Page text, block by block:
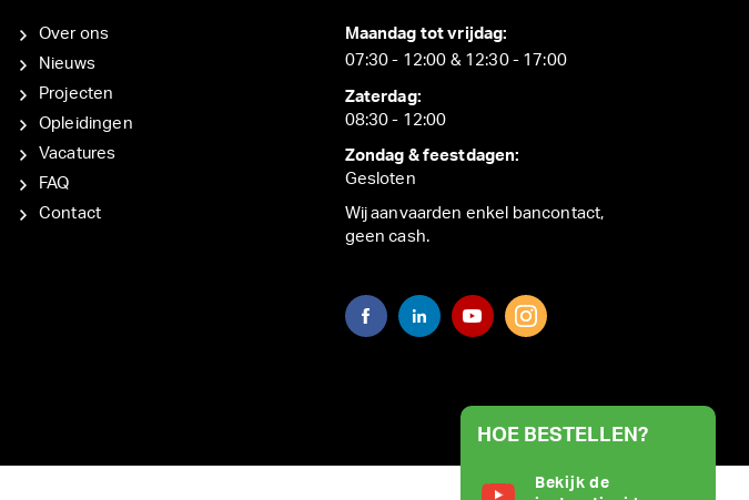
Over ons
Nieuws
Projecten
Opleidingen
Vacatures
FAQ
Contact
Maandag tot vrijdag:
07:30 - 12:00 & 12:30 - 17:00
Zaterdag:
08:30 - 12:00
Zondag & feestdagen:
Gesloten
Wij aanvaarden enkel bancontact,
geen cash.
HOE BESTELLEN?
Bekijk de